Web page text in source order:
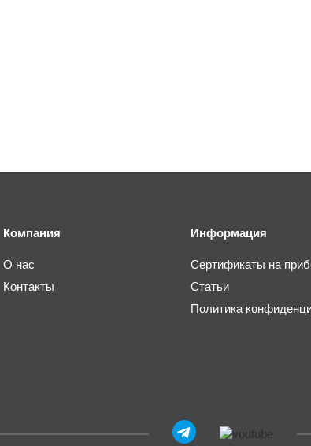
Компания
О нас
Контакты
Информация
Сертификаты на
Статьи
Политика